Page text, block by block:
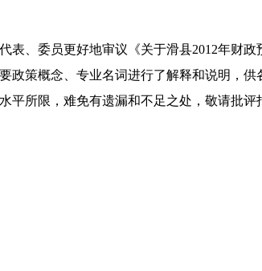
表、委员更好地审议《关于滑县2012年财
政策概念、专业名词进行了解释和说明，供
平所限，难免有遗漏和不足之处，敬请批评